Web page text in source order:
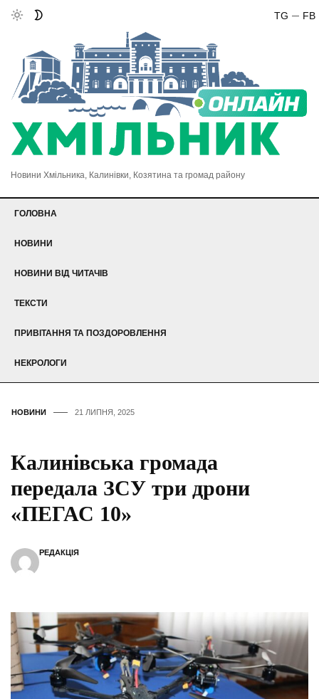
FB
TG
Новини Хмільника, Калинівки, Козятина та громад району
ГОЛОВНА
НОВИНИ
НОВИНИ ВІД ЧИТАЧІВ
ТЕКСТИ
ПРИВІТАННЯ ТА ПОЗДОРОВЛЕННЯ
НЕКРОЛОГИ
НОВИНИ 21 ЛИПНЯ, 2025
Калинівська громада
передала ЗСУ три дрони
«ПЕГАС 10»
РЕДАКЦІЯ